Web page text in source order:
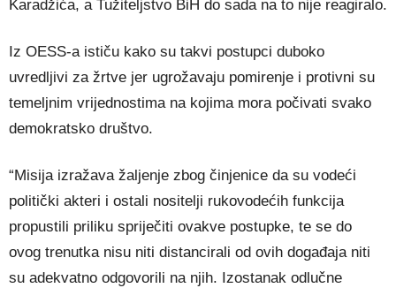
Karadžića, a Tužiteljstvo BiH do sada na to nije reagiralo.
Iz OESS-a ističu kako su takvi postupci duboko
uvredljivi za žrtve jer ugrožavaju pomirenje i protivni su
temeljnim vrijednostima na kojima mora počivati svako
demokratsko društvo.
“Misija izražava žaljenje zbog činjenice da su vodeći
politički akteri i ostali nositelji rukovodećih funkcija
propustili priliku spriječiti ovakve postupke, te se do
ovog trenutka nisu niti distancirali od ovih događaja niti
su adekvatno odgovorili na njih. Izostanak odlučne